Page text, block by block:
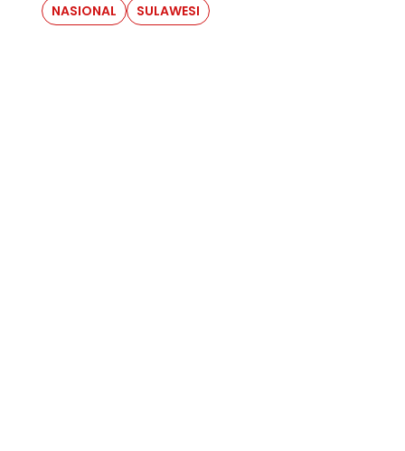
NASIONAL
SULAWESI